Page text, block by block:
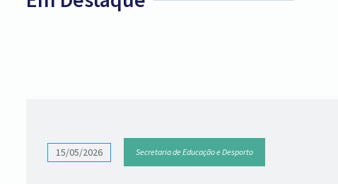
15/05/2026 Secretaria de Educação e Desporto